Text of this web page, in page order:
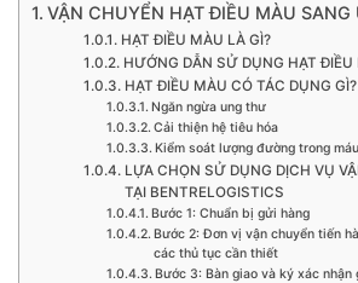
VẬN CHUYỂN HẠT ĐIỀU MÀU SANG
HẠT ĐIỀU MÀU LÀ GÌ?
HƯỚNG DẪN SỬ DỤNG HẠT ĐIỀU
HẠT ĐIỀU MÀU CÓ TÁC DỤNG GÌ?
Ngăn ngừa ung thư
Cải thiện hệ tiêu hóa
Kiểm soát lượng đường trong máu
LỰA CHỌN SỬ DỤNG DỊCH VỤ
TẠI BENTRELOGISTICS
Bước 1: Chuẩn bị gửi hàng
Bước 2: Đơn vị vận chuyển tiến
các thủ tục cần thiết
Bước 3: Bàn giao và ký xác nhận